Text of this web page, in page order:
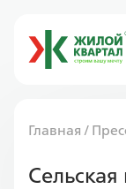
Главная /